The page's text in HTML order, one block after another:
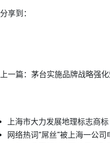
分享到：
上一篇： 茅台实施品牌战略强
上海市大力发展地理标志商
网络热词“屌丝”被上海一公